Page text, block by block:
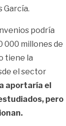
García.
podría
000 millones de
tiene la
el sector
aportaría el
pero